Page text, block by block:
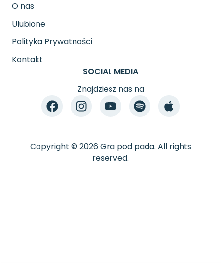
O nas
Ulubione
Polityka Prywatności
Kontakt
SOCIAL MEDIA
Znajdziesz nas na
Copyright © 2026 Gra pod pada. All rights
reserved.